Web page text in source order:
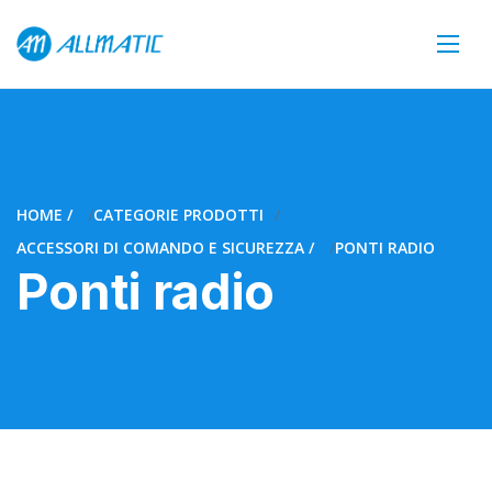
HOME
CATEGORIE PRODOTTI
ACCESSORI DI COMANDO E SICUREZZA
PONTI RADIO
Ponti radio